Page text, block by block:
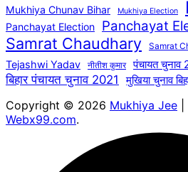
Mukhiya Chunav Bihar Mukhiya Election
Panchayat Election Panchayat
Samrat Chaudhary Samrat
Tejashwi Yadav नीतीश कुमार पंचायत चुनाव
बिहार पंचायत चुनाव 2021 मुखिया चुनाव
Copyright © 2026 Mukhiya Jee
Webx99.com.